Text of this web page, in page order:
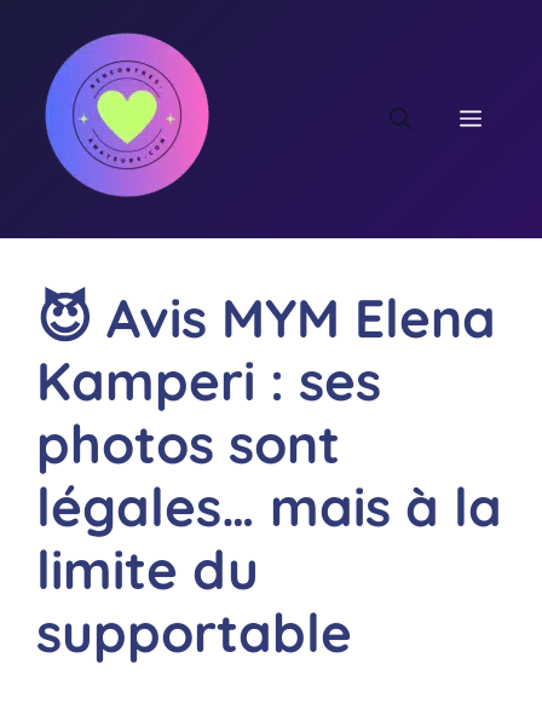
contenu
😈 Avis MYM Elena
Kamperi : ses
photos sont
légales… mais à la
limite du
supportable